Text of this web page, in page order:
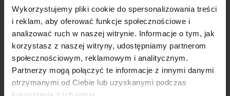
Wykorzystujemy pliki cookie do spersonalizowania treści
i reklam, aby oferować funkcje społecznościowe i
analizować ruch w naszej witrynie. Informacje o tym, jak
korzystasz z naszej witryny, udostępniamy partnerom
społecznościowym, reklamowym i analitycznym.
Partnerzy mogą połączyć te informacje z innymi danymi
otrzymanymi od Ciebie lub uzyskanymi podczas